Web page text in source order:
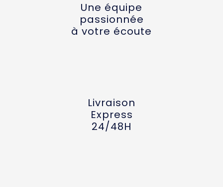
Une équipe
passionnée
à votre écoute
Livraison
Express
24/48H